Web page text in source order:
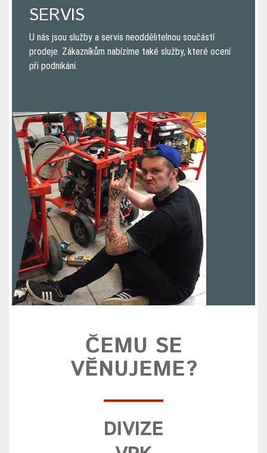
SERVIS
U nás jsou služby a servis neoddělitelnou součástí
prodeje. Zákazníkům nabízíme také služby, které ocení
při podnikání.
ČEMU SE
VĚNUJEME?
DIVIZE